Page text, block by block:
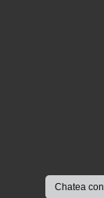
Chatea